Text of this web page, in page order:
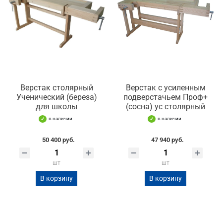
Верстак столярный
Ученический (береза)
для школы
в наличии
50 400 руб.
шт
В корзину
Верстак с усиленным
подверстачьем Проф+
(сосна) ус столярный
в наличии
47 940 руб.
шт
В корзину